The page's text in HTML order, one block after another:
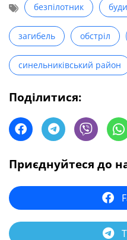
безпілотник
загибель обстріл
синельниківський район
Поділитися:
Приєднуйтеся до